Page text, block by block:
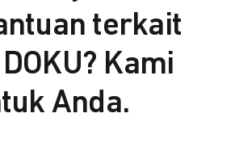
terkait
Kami
Anda.